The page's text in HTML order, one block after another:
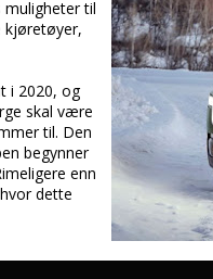
muligheter til
kjøretøyer,
i 2020, og
skal være
til. Den
begynner
enn
dette